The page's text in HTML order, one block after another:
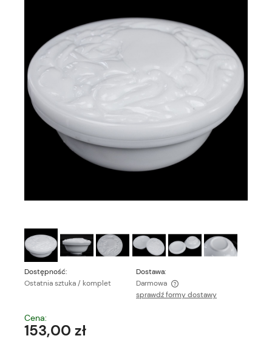
Dostępność:
Ostatnia sztuka / komplet
Dostawa:
Darmowa
Cena nie zawiera ewentualnych kosztów płatności
sprawdź formy dostawy
Cena:
153,00 zł